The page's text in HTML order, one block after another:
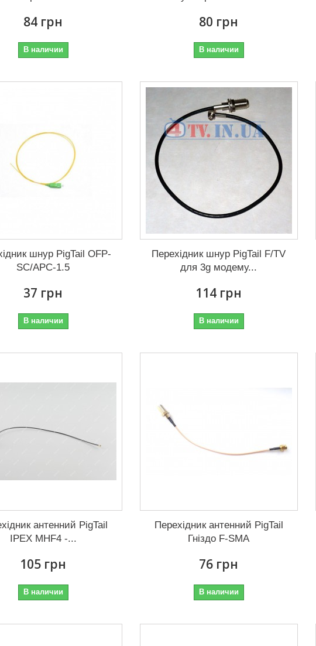
84 грн
В наличии
80 грн
В наличии
шнур PigTail OFP-
SC/APC-1.5
37 грн
В наличии
Перехідник шнур PigTail F/TV
для 3g модему...
114 грн
В наличии
антенний PigTail
IPEX MHF4 -...
105 грн
В наличии
Перехідник антенний PigTail
Гніздо F-SMA
76 грн
В наличии